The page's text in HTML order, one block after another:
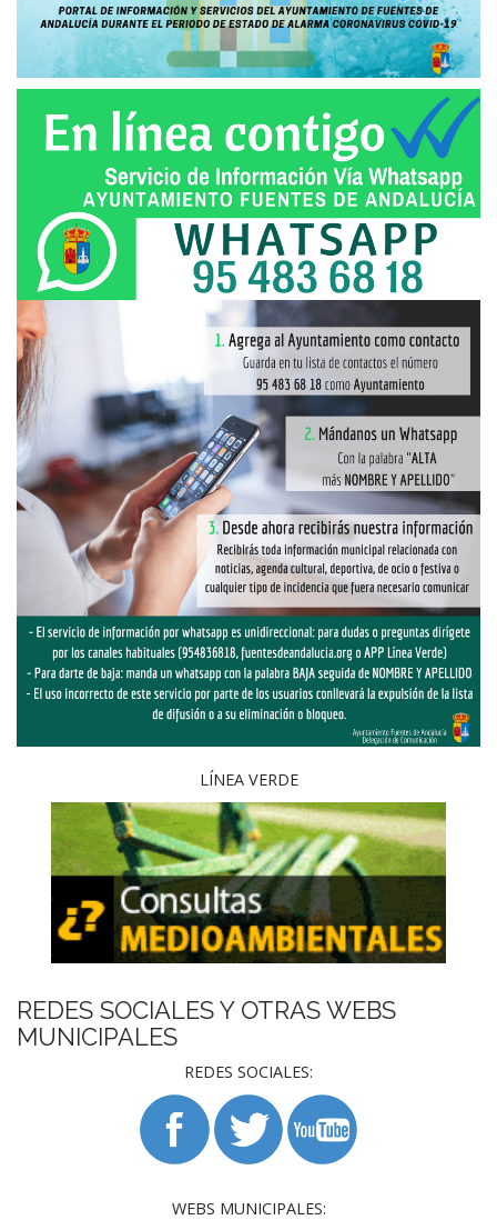
LÍNEA VERDE
REDES SOCIALES Y OTRAS WEBS
MUNICIPALES
REDES SOCIALES:
WEBS MUNICIPALES: